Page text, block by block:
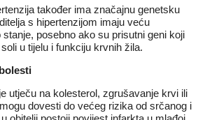
također ima značajnu genetsku
s hipertenzijom imaju veću
posebno ako su prisutni geni koji
u tijelu i funkciju krvnih žila.
utječu na kolesterol, zgrušavanje krvi ili
dovesti do većeg rizika od srčanog i